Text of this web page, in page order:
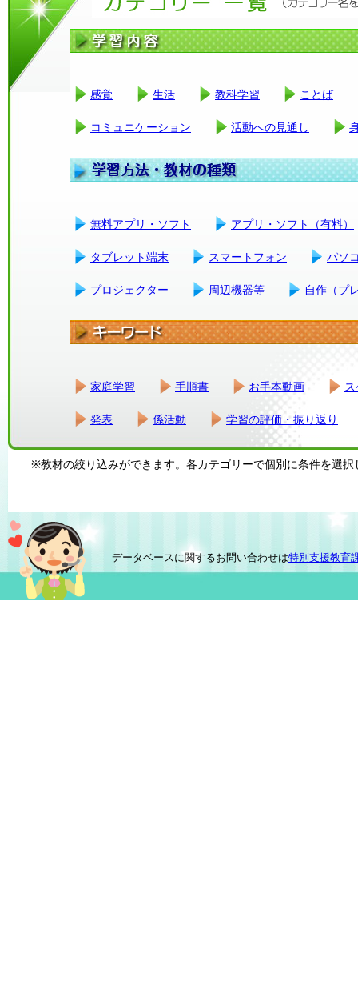
感覚 生活 教科学習 ことば
コミュニケーション 活動への見通し
無料アプリ・ソフト アプリ・ソフト（有料）
タブレット端末 スマートフォン パソ
プロジェクター 周辺機器等 自作（プ
家庭学習 手順書 お手本動画
発表 係活動 学習の評価・振り返り
※教材の絞り込みができます。各カテゴリーで個別に条件を選択
データベースに関するお問い合わせは特別支援教育